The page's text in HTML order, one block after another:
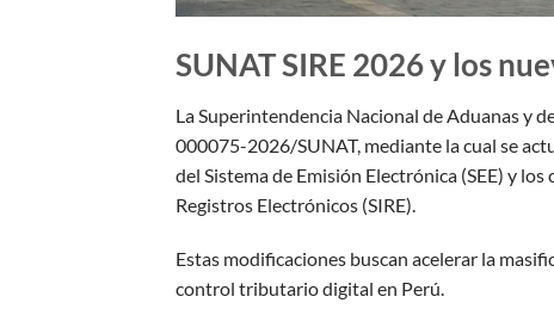
SUNAT SIRE 2026 y los
La Superintendencia Nacional de Aduanas y
000075-2026/SUNAT, mediante la cual se
del Sistema de Emisión Electrónica (SEE) y
Registros Electrónicos (SIRE).
Estas modificaciones buscan acelerar la
control tributario digital en Perú.